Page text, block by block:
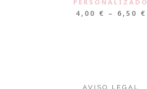
PERSONALIZADO
4,00 € – 6,50 €
AVISO LEGAL